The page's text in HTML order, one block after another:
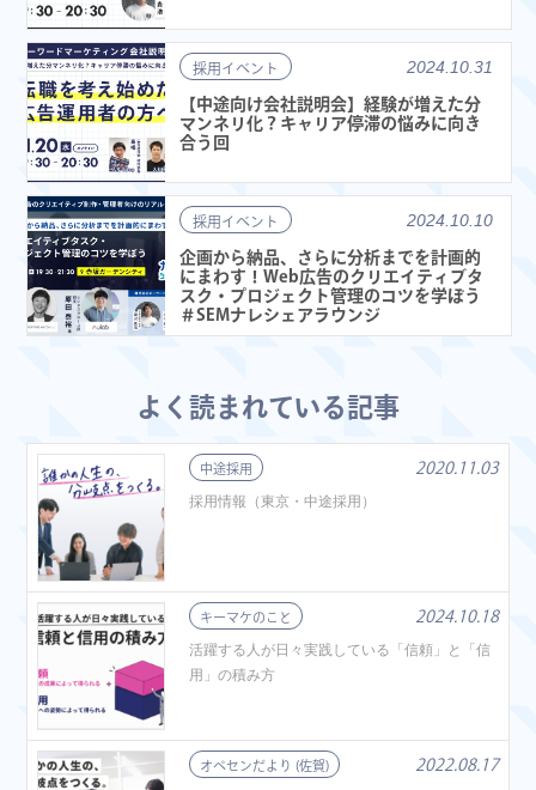
採用イベント 2024.10.31
【中途向け会社説明会】経験が増えた分
マンネリ化？キャリア停滞の悩みに向き
合う回
採用イベント 2024.10.10
企画から納品、さらに分析までを計画的
にまわす！Web広告のクリエイティブタ
スク・プロジェクト管理のコツを学ぼう
＃SEMナレシェアラウンジ
よく読まれている記事
中途採用
2020.11.03
採用情報（東京・中途採用）
キーマケのこと
2024.10.18
活躍する人が日々実践している「信頼」と「信
用」の積み方
オペセンだより (佐賀) 2022.08.17